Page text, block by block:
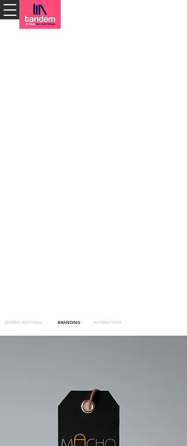
DISEÑO EDITORIAL BRANDING INTERACTIVO